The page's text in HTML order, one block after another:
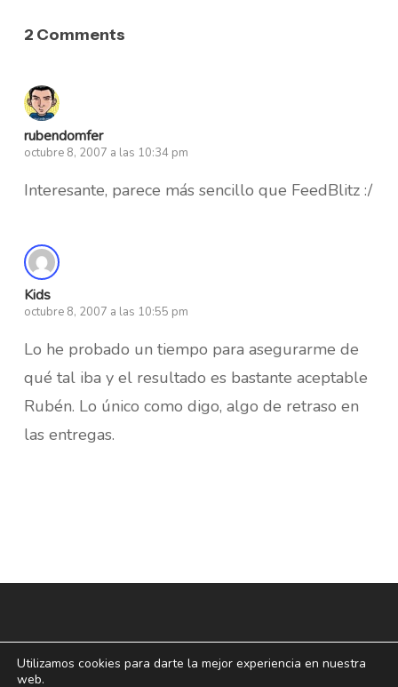
2 Comments
rubendomfer
octubre 8, 2007 a las 10:34 pm
Interesante, parece más sencillo que FeedBlitz :/
Kids
octubre 8, 2007 a las 10:55 pm
Lo he probado un tiempo para asegurarme de
qué tal iba y el resultado es bastante aceptable
Rubén. Lo único como digo, algo de retraso en
las entregas.
Utilizamos cookies para darte la mejor experiencia en nuestra
web.